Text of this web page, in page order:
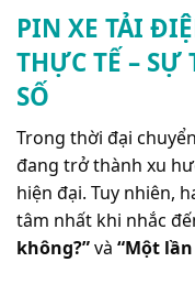
PIN XE TẢI
THỰC TẾ – SỰ
SỐ
Trong thời đại
đang trở thành xu
hiện đại. Tuy nhiên,
tâm nhất khi nhắc
không?”và “Một